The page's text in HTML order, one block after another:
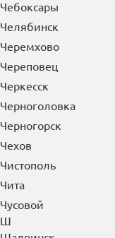
Чапаевск
Чебоксары
Челябинск
Черемхово
Череповец
Черкесск
Черноголовка
Черногорск
Чехов
Чистополь
Чита
Чусовой